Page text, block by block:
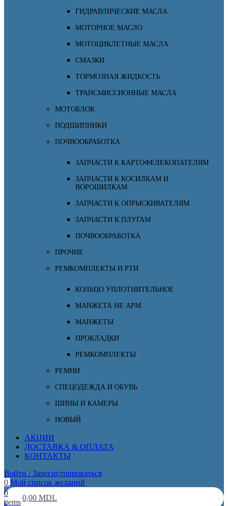
ГИДРАВЛИЧЕСКИЕ МАСЛА
МОТОРНОЕ МАСЛО
МОТОЦИКЛЕТНЫЕ МАСЛА
СМАЗКИ
ТОРМОЗНАЯ ЖИДКОСТЬ
ТРАНСМИССИОННЫЕ МАСЛА
МОТОБЛОК
ПОДШИПНИКИ
ПОЧВООБРАБОТКА
ЗАПЧАСТИ К КАРТОФЕЛЕКОПАТЕЛЯМ
ЗАПЧАСТИ К КОСИЛКАМ И
ВОРОШИЛКАМ
ЗАПЧАСТИ К ОПРЫСКИВАТЕЛЯМ
ЗАПЧАСТИ К ПЛУГАМ
ПОЧВООБРАБОТКА
ПРОЧИЕ
РЕМКОМПЛЕКТЫ И РТИ
КОЛЬЦО УПЛОТНИТЕЛЬНОЕ
МАНЖЕТА НЕ АРМ.
МАНЖЕТЫ
ПРОКЛАДКИ
РЕМКОМПЛЕКТЫ
РЕМНИ
СПЕЦОДЕЖДА И ОБУВЬ
ШИНЫ И КАМЕРЫ
НОВЫЙ
АКЦИИ
ДОСТАВКА & ОПЛАТА
КОНТАКТЫ
Войти / Зарегистрироваться
0 Мой список желаний
0
items
0,00 MDL